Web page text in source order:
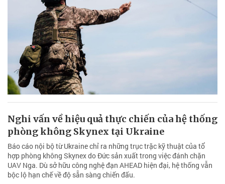
Nghi vấn về hiệu quả thực chiến của hệ thống
phòng không Skynex tại Ukraine
Báo cáo nội bộ từ Ukraine chỉ ra những trục trặc kỹ thuật của tổ
hợp phòng không Skynex do Đức sản xuất trong việc đánh chặn
UAV Nga. Dù sở hữu công nghệ đạn AHEAD hiện đại, hệ thống vẫn
bộc lộ hạn chế về độ sẵn sàng chiến đấu.